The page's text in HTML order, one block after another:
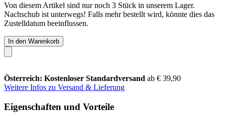
Von diesem Artikel sind nur noch 3 Stück in unserem Lager.
Nachschub ist unterwegs! Falls mehr bestellt wird, könnte dies das
Zustelldatum beeinflussen.
In den Warenkorb
Österreich: Kostenloser Standardversand ab € 39,90
Weitere Infos zu Versand & Lieferung
Eigenschaften und Vorteile